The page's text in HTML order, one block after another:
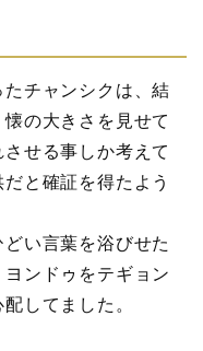
チャンシクは、結
の大きさを見せて
せる事しか考えて
と確証を得たよう
い言葉を浴びせた
ンドゥをテギョン
してました。